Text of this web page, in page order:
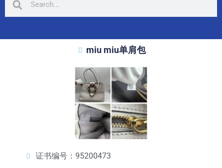
miu miu单肩包
证书编号：95200473